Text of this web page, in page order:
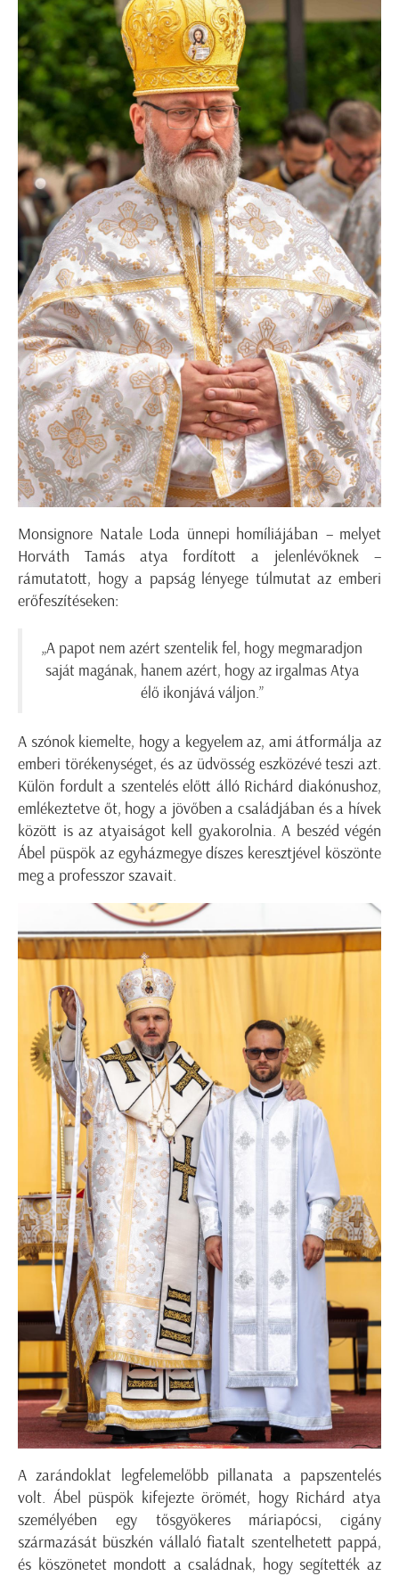
Monsignore Natale Loda ünnepi homíliájában – melyet
Horváth Tamás atya fordított a jelenlévőknek –
rámutatott, hogy a papság lényege túlmutat az emberi
erőfeszítéseken:
„A papot nem azért szentelik fel, hogy megmaradjon
saját magának, hanem azért, hogy az irgalmas Atya
élő ikonjává váljon.”
A szónok kiemelte, hogy a kegyelem az, ami átformálja az
emberi törékenységet, és az üdvösség eszközévé teszi azt.
Külön fordult a szentelés előtt álló Richárd diakónushoz,
emlékeztetve őt, hogy a jövőben a családjában és a hívek
között is az atyaiságot kell gyakorolnia. A beszéd végén
Ábel püspök az egyházmegye díszes keresztjével köszönte
meg a professzor szavait.
A zarándoklat legfelemelőbb pillanata a papszentelés
volt. Ábel püspök kifejezte örömét, hogy Richárd atya
személyében egy tősgyökeres máriapócsi, cigány
származását büszkén vállaló fiatalt szentelhetett pappá,
és köszönetet mondott a családnak, hogy segítették az